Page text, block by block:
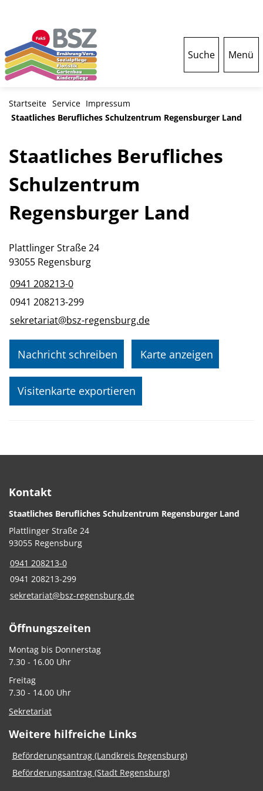
Suche Menü
Startseite Service Impressum
Staatliches Berufliches Schulzentrum Regensburger Land
Staatliches Berufliches
Schulzentrum
Regensburger Land
Plattlinger Straße 24
93055 Regensburg
0941 208213-0
0941 208213-299
sekretariat@bsz-regensburg.de
Nachricht schreiben Karte anzeigen
Visitenkarte exportieren
Kontakt
Staatliches Berufliches Schulzentrum Regensburger Land
Plattlinger Straße 24
93055 Regensburg
0941 208213-0
0941 208213-299
sekretariat@bsz-regensburg.de
Öffnungszeiten
Montag bis Donnerstag
7.30 - 16.00 Uhr
Freitag
7.30 - 14.00 Uhr
Sekretariat
Weitere hilfreiche Links
Beförderungsantrag (Landkreis Regensburg)
Beförderungsantrag (Stadt Regensburg)